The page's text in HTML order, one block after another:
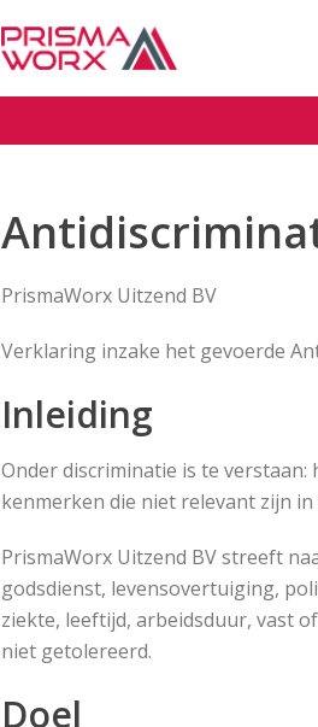
PrismaWorx Uitzend BV
Verklaring inzake het gevoerde
Inleiding
Onder discriminatie is te
kenmerken die niet relevant zijn
PrismaWorx Uitzend BV streeft
godsdienst, levensovertuiging,
ziekte, leeftijd, arbeidsduur, vast
niet getolereerd.
Doel